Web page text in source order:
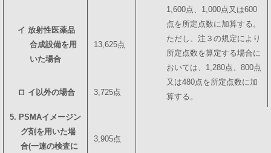
1,600点、1,000点又は600
点を所定点数に加算する。
ただし、注３の規定により
所定点数を算定する場合に
おいては、1,280点、800点
又は480点を所定点数に加
算する。
イ 放射性医薬品
合成設備を用
いた場合
13,625点
ロ イ以外の場合 3,725点
5. PSMAイメージン
グ剤を用いた場
合(一連の検査に
3,905点